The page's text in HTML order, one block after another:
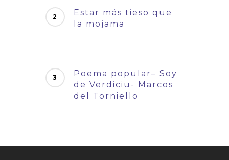
Estar más tieso que
la mojama
Poema popular– Soy
de Verdiciu- Marcos
del Torniello